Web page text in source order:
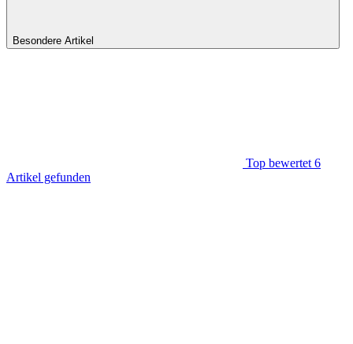
Besondere Artikel
Top bewertet 6
Artikel gefunden